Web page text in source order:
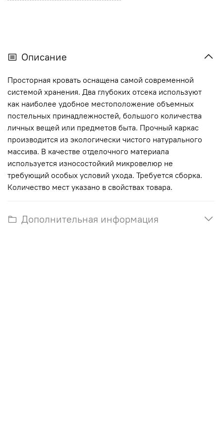
Описание
Просторная кровать оснащена самой современной
системой хранения. Два глубоких отсека используют
как наиболее удобное местоположение объемных
постельных принадлежностей, большого количества
личных вещей или предметов быта. Прочный каркас
производится из экологически чистого натурального
массива. В качестве отделочного материала
используется износостойкий микровелюр не
требующий особых условий ухода. Требуется сборка.
Количество мест указано в свойствах товара.
Дополнительная информация